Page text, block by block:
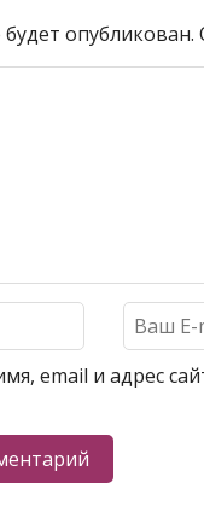
опубликован.
email и адрес